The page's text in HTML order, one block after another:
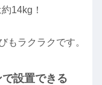
14kg！
もラクラクです。
設置できる